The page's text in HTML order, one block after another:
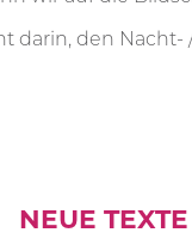
darin, den Nacht-
NEUE TEXTE